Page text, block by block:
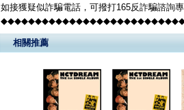
如接獲疑似詐騙電話，可撥打165反詐騙諮詢
相關推薦